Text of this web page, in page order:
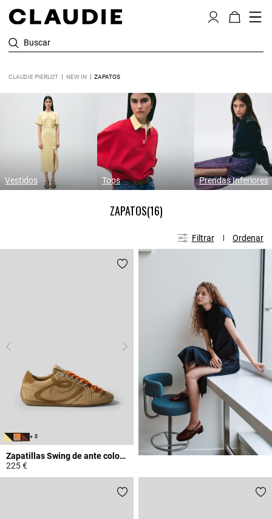
Buscar
CLAUDIE PIERLOT NEW IN ZAPATOS
Vestidos Tops Prendas Inferiores
ZAPATOS(16)
Filtrar Ordenar
+ 8
Zapatillas Swing de ante color arena
225 €